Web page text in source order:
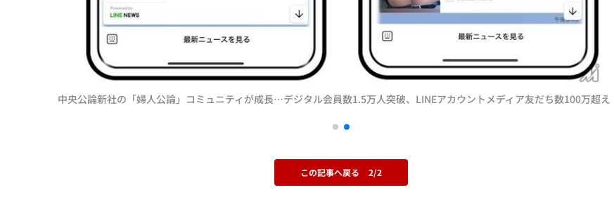
中央公論新社の「婦人公論」コミュニティが成長…デジタル会員数1.5万人突破、LINEアカウントメディア友だち数100万超え
この記事へ戻る 2/2